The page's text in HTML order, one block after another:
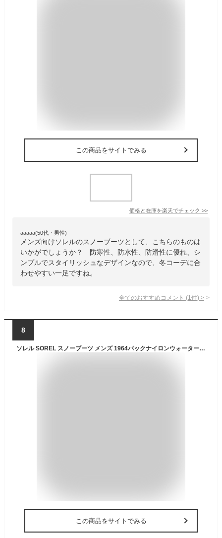
この商品をサイトでみる
価格と在庫を楽天でチェック >>
aaaaa(50代・男性)
メンズ向けソレルのスノーブーツとして、こちらのものは
いかがでしょうか？ 防寒性、防水性、防滑性に優れ、シ
ンプルでスタイリッシュなデザインなので、冬コーデに合
わせやすい一足ですね。
全てのおすすめコメント (1 件) >
8
ソレル SOREL スノーブーツ メンズ 1964パックナイロンウォータープルーフ 1964 PAC NYLON WP NM5189 2025AW wbt【靴】2510trip
この商品をサイトでみる